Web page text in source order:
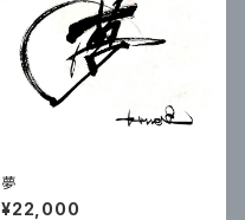
夢
¥22,000